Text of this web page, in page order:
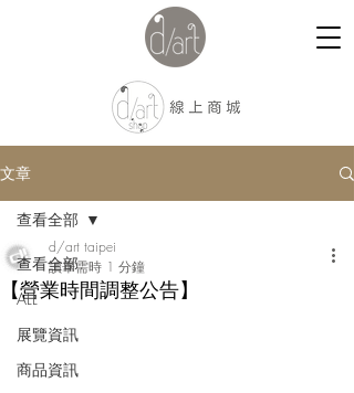
文章
查看全部
ALL
展覽資訊
商品資訊
查看全部
【營業時間調整公告】
d/art taipei
讀畢需時 1 分鐘